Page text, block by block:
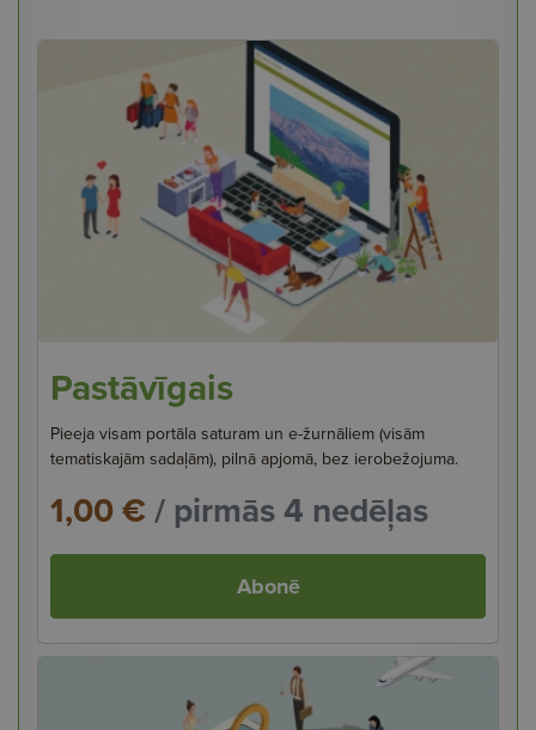
Pastāvīgais
Pieeja visam portāla saturam un e-žurnāliem (visām
tematiskajām sadaļām), pilnā apjomā, bez ierobežojuma.
1,00 €/ pirmās 4 nedēļas
Abonē